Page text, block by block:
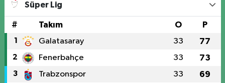
Süper Lig
# Takım O P
1 Galatasaray 33 77
2 Fenerbahçe 33 73
3 Trabzonspor 33 69